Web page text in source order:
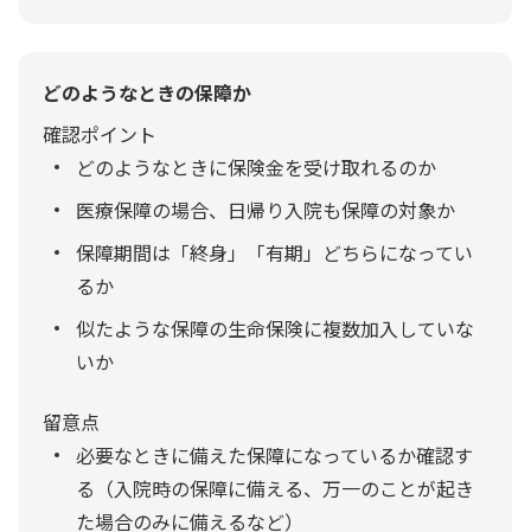
どのようなときの保障か
確認ポイント
どのようなときに保険金を受け取れるのか
医療保障の場合、日帰り入院も保障の対象か
保障期間は「終身」「有期」どちらになってい
るか
似たような保障の生命保険に複数加入していな
いか
留意点
必要なときに備えた保障になっているか確認す
る（入院時の保障に備える、万一のことが起き
た場合のみに備えるなど）